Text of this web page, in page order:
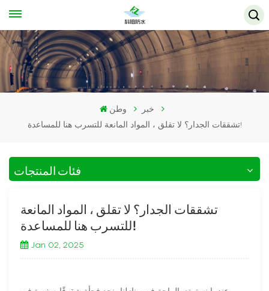
وطن
خبر
تشققات الجدار؟ لا تقلق ، المواد المانعة للتسرب هنا للمساعدة!
فئات المنتجات
تشققات الجدار؟ لا تقلق ، المواد المانعة
للتسرب هنا للمساعدة!
Jan 02, 2025